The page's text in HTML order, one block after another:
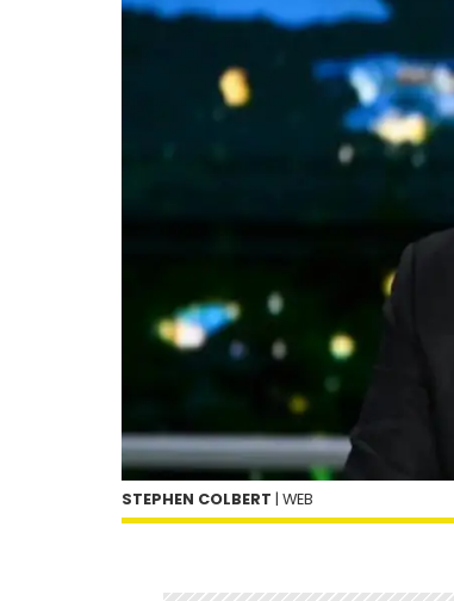
STEPHEN COLBERT | WEB